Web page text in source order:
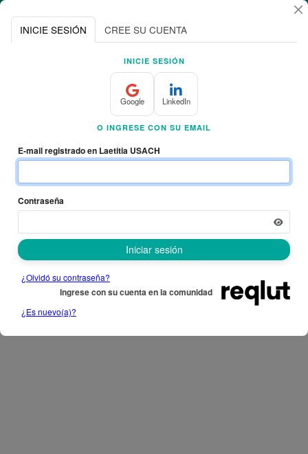
INICIE SESIÓN CREE SU CUENTA
INICIE SESIÓN
Google LinkedIn
O INGRESE CON SU EMAIL
E-mail registrado en Laetitia USACH
Contraseña
Iniciar sesión
¿Olvidó su contraseña?
Ingrese con su cuenta en la comunidad
¿Es nuevo(a)?